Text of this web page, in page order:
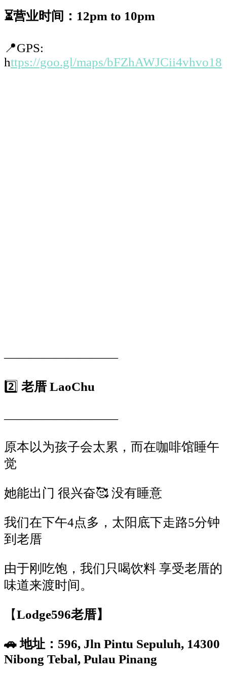
⏳营业时间： 12pm to 10pm
📍GPS:
https://goo.gl/maps/bFZhAWJCii4vhvo18
—————————
2️⃣ 老厝 LaoChu
—————————
原本以为孩子会太累，而在咖啡馆睡午
觉
她能出门 很兴奋🥰 没有睡意
我们在下午4点多，太阳底下走路5分钟
到老厝
由于刚吃饱，我们只喝饮料 享受老厝的
味道来渡时间。
【Lodge596老厝】
🚗 地址： 596, Jln Pintu Sepuluh, 14300
Nibong Tebal, Pulau Pinang